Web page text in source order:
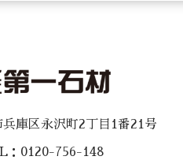
庫区永沢町2丁目1番21号
：0120-756-148